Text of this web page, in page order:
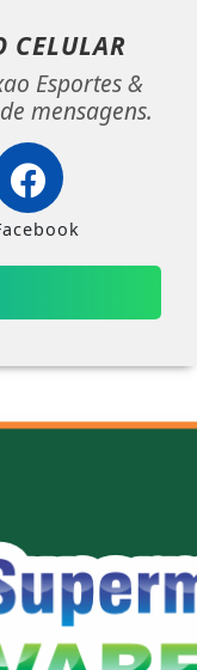
CELULAR
Esportes &
mensagens.